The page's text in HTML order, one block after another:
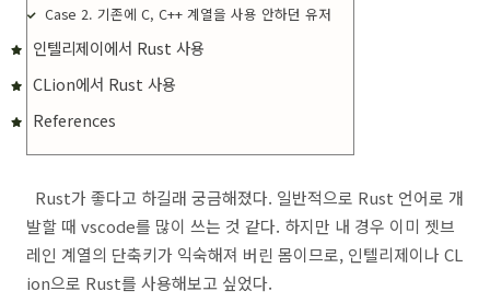
Case 2. 기존에 C, C++ 계열을 사용 안하던 유저
인텔리제이에서 Rust 사용
CLion에서 Rust 사용
References
Rust가 좋다고 하길래 궁금해졌다. 일반적으로 Rust 언어로 개
발할 때 vscode를 많이 쓰는 것 같다. 하지만 내 경우 이미 젯브
레인 계열의 단축키가 익숙해져 버린 몸이므로, 인텔리제이나 CL
ion으로 Rust를 사용해보고 싶었다.